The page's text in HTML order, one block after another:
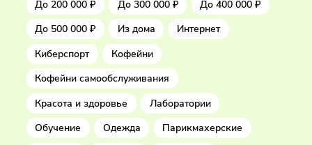
До 1 000 000 ₽
До 100 000 ₽
До 200 000 ₽ До 300 000 ₽
До 500 000 ₽ Из дома
Киберспорт
Кофейни
Кофейни самообслуживания